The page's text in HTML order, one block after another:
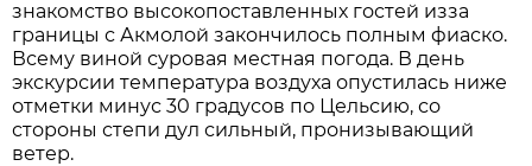
знакомство высокопоставленных гостей изза
границы с Акмолой закончилось полным фиаско.
Всему виной суровая местная погода. В день
экскурсии температура воздуха опустилась ниже
отметки минус 30 градусов по Цельсию, со
стороны степи дул сильный, пронизывающий
ветер.